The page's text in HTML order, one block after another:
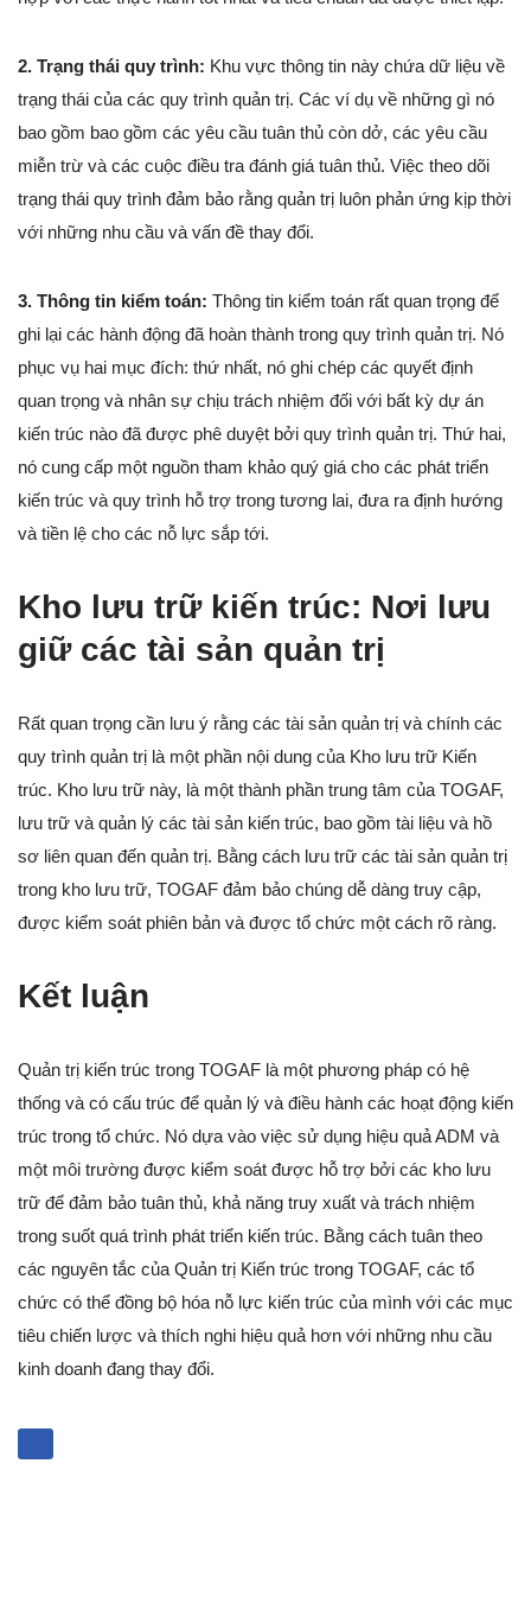
2. Trạng thái quy trình: Khu vực thông tin này chứa dữ liệu về
trạng thái của các quy trình quản trị. Các ví dụ về những gì nó
bao gồm bao gồm các yêu cầu tuân thủ còn dở, các yêu cầu
miễn trừ và các cuộc điều tra đánh giá tuân thủ. Việc theo dõi
trạng thái quy trình đảm bảo rằng quản trị luôn phản ứng kịp thời
với những nhu cầu và vấn đề thay đổi.
3. Thông tin kiểm toán: Thông tin kiểm toán rất quan trọng để
ghi lại các hành động đã hoàn thành trong quy trình quản trị. Nó
phục vụ hai mục đích: thứ nhất, nó ghi chép các quyết định
quan trọng và nhân sự chịu trách nhiệm đối với bất kỳ dự án
kiến trúc nào đã được phê duyệt bởi quy trình quản trị. Thứ hai,
nó cung cấp một nguồn tham khảo quý giá cho các phát triển
kiến trúc và quy trình hỗ trợ trong tương lai, đưa ra định hướng
và tiền lệ cho các nỗ lực sắp tới.
Kho lưu trữ kiến trúc: Nơi lưu
giữ các tài sản quản trị
Rất quan trọng cần lưu ý rằng các tài sản quản trị và chính các
quy trình quản trị là một phần nội dung của Kho lưu trữ Kiến
trúc. Kho lưu trữ này, là một thành phần trung tâm của TOGAF,
lưu trữ và quản lý các tài sản kiến trúc, bao gồm tài liệu và hồ
sơ liên quan đến quản trị. Bằng cách lưu trữ các tài sản quản trị
trong kho lưu trữ, TOGAF đảm bảo chúng dễ dàng truy cập,
được kiểm soát phiên bản và được tổ chức một cách rõ ràng.
Kết luận
Quản trị kiến trúc trong TOGAF là một phương pháp có hệ
thống và có cấu trúc để quản lý và điều hành các hoạt động kiến
trúc trong tổ chức. Nó dựa vào việc sử dụng hiệu quả ADM và
một môi trường được kiểm soát được hỗ trợ bởi các kho lưu
trữ để đảm bảo tuân thủ, khả năng truy xuất và trách nhiệm
trong suốt quá trình phát triển kiến trúc. Bằng cách tuân theo
các nguyên tắc của Quản trị Kiến trúc trong TOGAF, các tổ
chức có thể đồng bộ hóa nỗ lực kiến trúc của mình với các mục
tiêu chiến lược và thích nghi hiệu quả hơn với những nhu cầu
kinh doanh đang thay đổi.